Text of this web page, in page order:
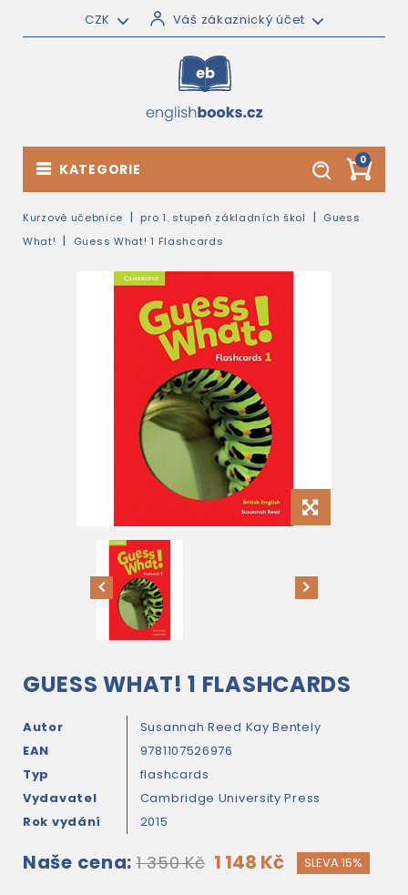
CZK Váš zákaznický účet
0
KATEGORIE
Kurzové učebnice pro 1. stupeň základních škol
Guess
What!
Guess What! 1 Flashcards
GUESS WHAT! 1 FLASHCARDS
Autor Susannah Reed Kay Bentely
EAN
9781107526976
Typ
flashcards
Vydavatel
Cambridge University Press
Rok vydání
2015
Naše cena: 1 350 Kč 1 148 Kč SLEVA 15%